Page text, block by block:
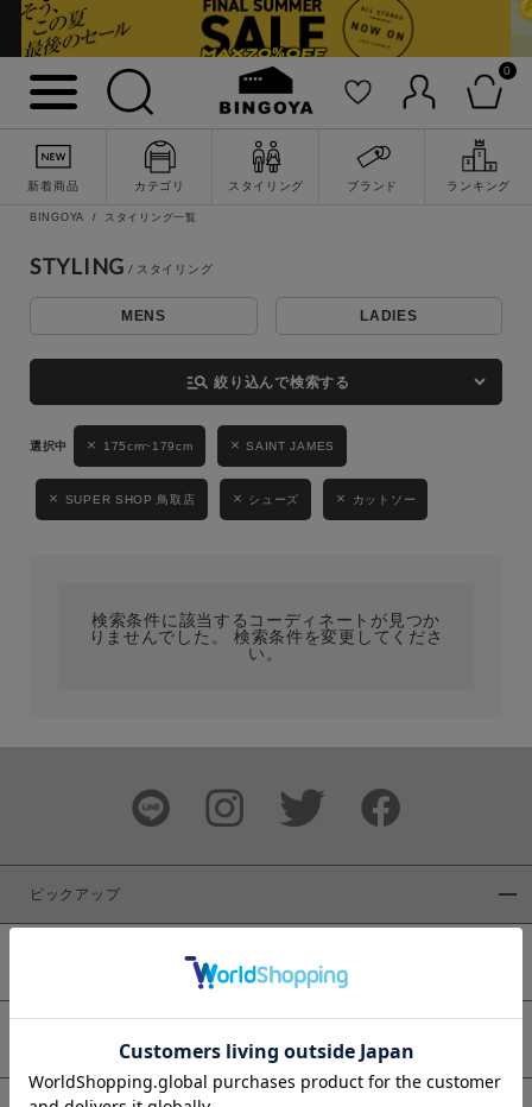
0
新着商品 カテゴリ スタイリング ブランド ランキング
詳細検索
キーワード
性別
MENS LADIES
ブランド
BINGOYA スタイリング一覧
STYLING
MENS LADIES
manage_search 絞り込んで検索する
175cm~179cm SAINT JAMES
SUPER SHOP 鳥取店 シューズ カットソー
検索条件に該当するコーディネートが見つか
りませんでした。 検索条件を変更してくださ
い。
ピックアップ